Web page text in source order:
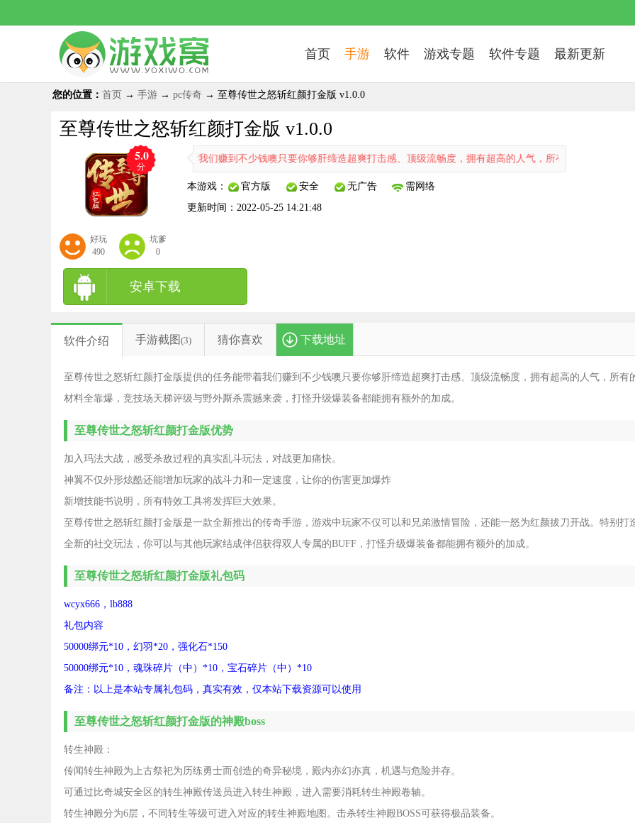
首页 手游 软件 游戏专题 软件专题 最新更新
您的位置： 首页 → 手游 → pc传奇 → 至尊传世之怒斩红颜打金版 v1.0.0
至尊传世之怒斩红颜打金版 v1.0.0
5.0
分
好玩
490
坑爹
0
之怒斩红颜打金版提供的任务能带着我们赚到不少钱噢只要你够肝缔造超爽打击感、顶级流畅度，拥有超高的人气，所有的材料全靠爆，竞
本游戏： 官方版 安全 无广告
需网络
更新时间： 2022-05-25 14:21:48
安卓下载
软件介绍 手游截图 (3) 猜你喜欢 下载地址
至尊传世之怒斩红颜打金版提供的任务能带着我们赚到不少钱噢只要你够肝缔造超爽打击感、顶级流畅度，拥有超高的人气，所有
材料全靠爆，竞技场天梯评级与野外厮杀震撼来袭，打怪升级爆装备都能拥有额外的加成。
至尊传世之怒斩红颜打金版优势
加入玛法大战，感受杀敌过程的真实乱斗玩法，对战更加痛快。
神翼不仅外形炫酷还能增加玩家的战斗力和一定速度，让你的伤害更加爆炸
新增技能书说明，所有特效工具将发挥巨大效果。
至尊传世之怒斩红颜打金版是一款全新推出的传奇手游，游戏中玩家不仅可以和兄弟激情冒险，还能一怒为红颜拔刀开战。特别打
全新的社交玩法，你可以与其他玩家结成伴侣获得双人专属的BUFF，打怪升级爆装备都能拥有额外的加成。
至尊传世之怒斩红颜打金版礼包码
wcyx666，lb888
礼包内容
50000绑元*10，幻羽*20，强化石*150
50000绑元*10，魂珠碎片（中）*10，宝石碎片（中）*10
备注：以上是本站专属礼包码，真实有效，仅本站下载资源可以使用
至尊传世之怒斩红颜打金版的神殿boss
转生神殿：
传闻转生神殿为上古祭祀为历练勇士而创造的奇异秘境，殿内亦幻亦真，机遇与危险并存。
可通过比奇城安全区的转生神殿传送员进入转生神殿，进入需要消耗转生神殿卷轴。
转生神殿分为6层，不同转生等级可进入对应的转生神殿地图。击杀转生神殿BOSS可获得极品装备。